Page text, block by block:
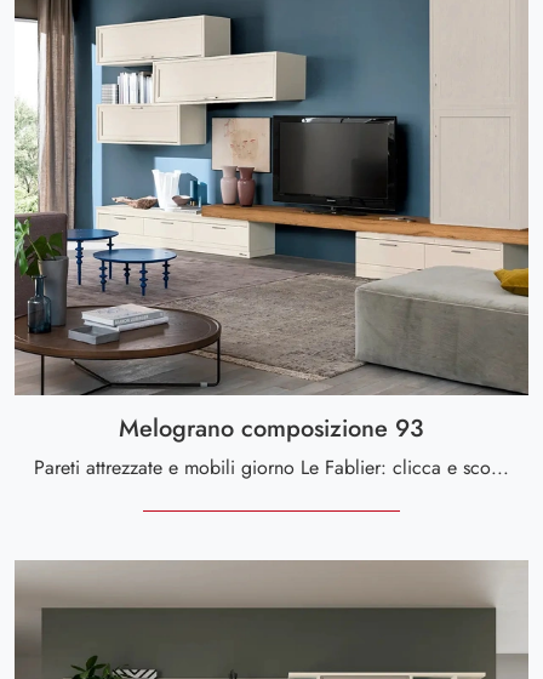
Melograno composizione 93
Pareti attrezzate e mobili giorno Le Fablier: clicca e scopri il modello Melograno composizione 93 e potrai impreziosire stanze moderne di ogni ...